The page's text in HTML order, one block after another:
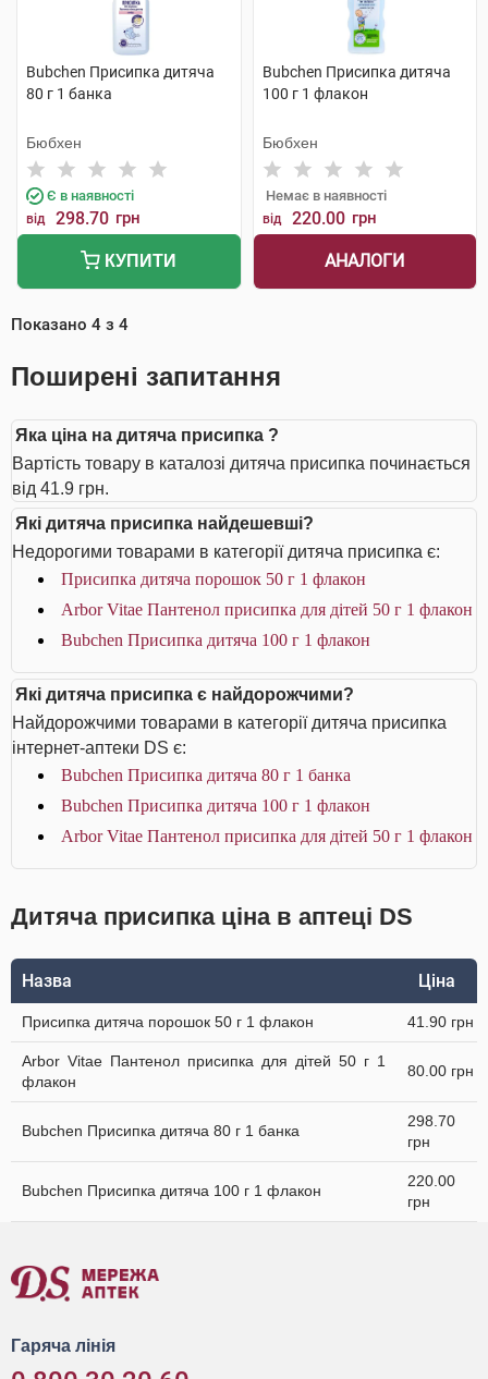
Bubchen Присипка дитяча
80 г 1 банка
Бюбхен
Є в наявності
від 298.70 грн
КУПИТИ
Bubchen Присипка дитяча
100 г 1 флакон
Бюбхен
Немає в наявності
від 220.00 грн
АНАЛОГИ
Показано 4 з 4
Поширені запитання
Яка ціна на дитяча присипка ?
Вартість товару в каталозі дитяча присипка починається
від 41.9 грн.
Які дитяча присипка найдешевші?
Недорогими товарами в категорії дитяча присипка є:
Присипка дитяча порошок 50 г 1 флакон
Arbor Vitae Пантенол присипка для дітей 50 г 1 флакон
Bubchen Присипка дитяча 100 г 1 флакон
Які дитяча присипка є найдорожчими?
Найдорожчими товарами в категорії дитяча присипка
інтернет-аптеки DS є:
Bubchen Присипка дитяча 80 г 1 банка
Bubchen Присипка дитяча 100 г 1 флакон
Arbor Vitae Пантенол присипка для дітей 50 г 1 флакон
Дитяча присипка ціна в аптеці DS
Назва Ціна
Присипка дитяча порошок 50 г 1 флакон 41.90 грн
Arbor Vitae Пантенол присипка для дітей 50 г 1
флакон
80.00 грн
Bubchen Присипка дитяча 80 г 1 банка
298.70
грн
Bubchen Присипка дитяча 100 г 1 флакон
220.00
грн
Гаряча лінія